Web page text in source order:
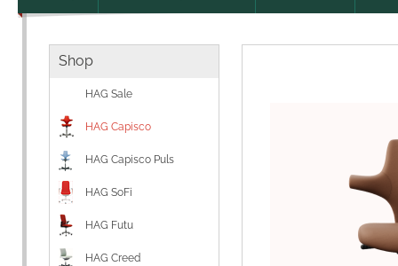
Shop
HAG Sale
HAG Capisco
HAG Capisco Puls
HAG SoFi
HAG Futu
HAG Creed